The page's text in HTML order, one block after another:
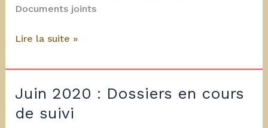
Documents joints
1
2020
Magazine
« Versailles »
Lire la suite »
Juin 2020 : Dossiers en cours
de suivi